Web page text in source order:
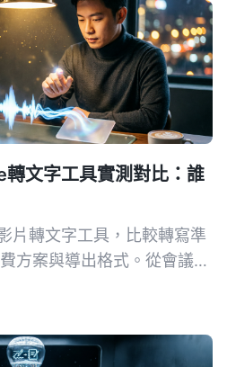
文字工具實測對比：誰
片轉文字工具，比較轉寫準
方案與導出格式。從會議記